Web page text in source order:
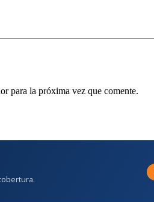
para la próxima vez que comente.